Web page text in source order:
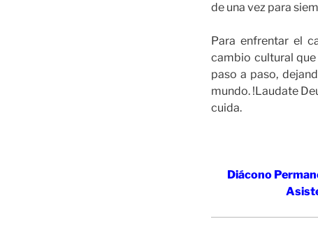
de una vez para
Para enfrentar el
cambio cultural
paso a paso,
mundo. !Laudate
cuida.
Diácono